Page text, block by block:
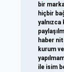
bir
hiçbir
yalnızca
haber
kurum
ile isim